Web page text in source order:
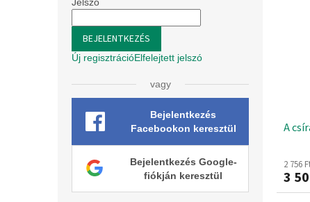
BEJELENTKEZÉS
Új regisztrációElfelejtett jelszó
vagy
Bejelentkezés
Facebookon keresztül
Bejelentkezés Google-
fiókján keresztül
a
A
2 756
3